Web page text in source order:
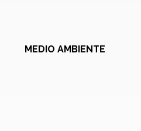
MEDIO AMBIENTE